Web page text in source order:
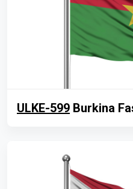
ULKE-599 Burkina